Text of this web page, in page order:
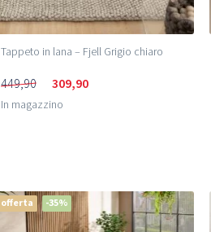
Tappeto in lana – Fjell Grigio chiaro
449,90 309,90
In magazzino
offerta -35%